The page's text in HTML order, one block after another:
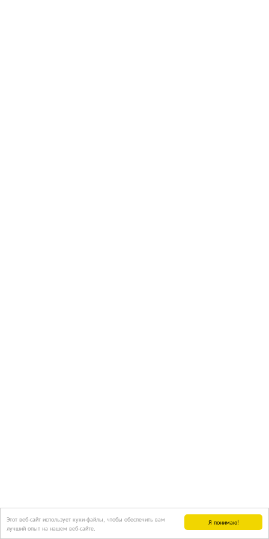
Я понимаю!
Этот веб-сайт использует куки-файлы, чтобы обеспечить вам
лучший опыт на нашем веб-сайте.